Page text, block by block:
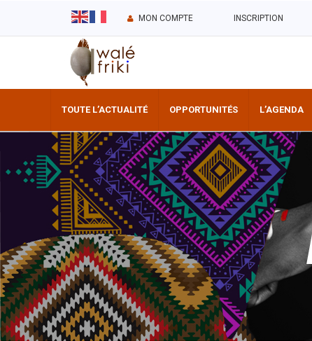
MON COMPTE INSCRIPTION
TOUTE L’ACTUALITÉ OPPORTUNITÉS L’AGENDA